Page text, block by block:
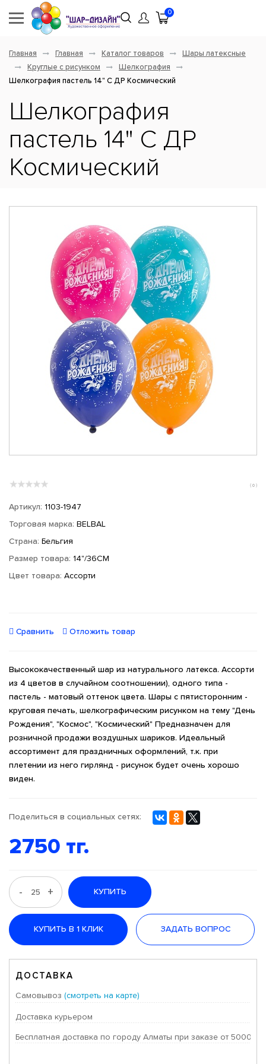
0
Главная Главная Каталог товаров
Шары латексные
Круглые с рисунком
Шелкография
Шелкография пастель 14" С ДР Космический
Шелкография
пастель 14" С ДР
Космический
( 0 )
Артикул: 1103-1947
Торговая марка: BELBAL
Страна: Бельгия
Размер товара: 14"/36СМ
Цвет товара: Ассорти
Сравнить Отложить товар
Высококачественный шар из натурального латекса. Ассорти
из 4 цветов в случайном соотношении), одного типа -
пастель - матовый оттенок цвета. Шары с пятисторонним -
круговая печать, шелкографическим рисунком на тему "День
Рождения", "Космос", "Космический" Предназначен для
розничной продажи воздушных шариков. Идеальный
ассортимент для праздничных оформлений, т.к. при
плетении из него гирлянд - рисунок будет очень хорошо
виден.
Поделиться в социальных сетях:
2750 тг.
- + КУПИТЬ
КУПИТЬ В 1 КЛИК ЗАДАТЬ ВОПРОС
ДОСТАВКА
Самовывоз (смотреть на карте)
Доставка курьером
Бесплатная доставка по городу Алматы при заказе от 50000